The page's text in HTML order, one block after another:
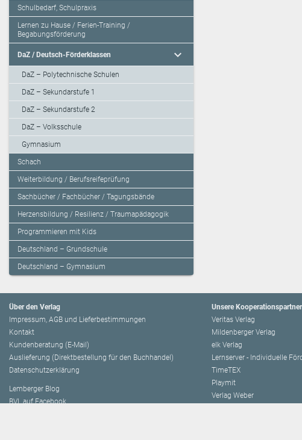
Schulbedarf, Schulpraxis
Lernen zu Hause / Ferien-Training /
Begabungsförderung
DaZ / Deutsch-Förderklassen expand_more
DaZ – Polytechnische Schulen
DaZ – Sekundarstufe 1
DaZ – Sekundarstufe 2
DaZ – Volksschule
Gymnasium
Schach
Weiterbildung / Berufsreifeprüfung
Sachbücher / Fachbücher / Tagungsbände
Herzensbildung / Resilienz / Traumapädagogik
Programmieren mit Kids
Deutschland – Grundschule
Deutschland – Gymnasium
Über den Verlag
Impressum, AGB und Lieferbestimmungen
Kontakt
Kundenberatung (E-Mail)
Auslieferung (Direktbestellung für den Buchhandel)
Datenschutzerklärung
Lemberger Blog
BVL auf Facebook
Unsere Kooperationspartner
Veritas Verlag
Mildenberger Verlag
elk Verlag
Lernserver - Individuelle
TimeTEX
Playmit
Verlag Weber